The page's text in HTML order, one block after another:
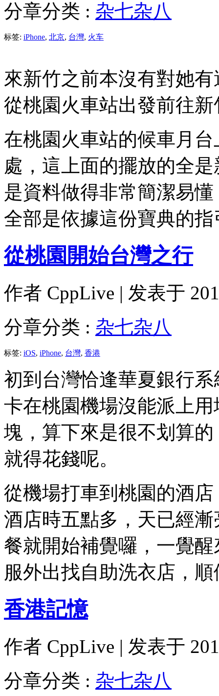
分章分类 : 杂七杂八
标签: iPhone, 北京, 台灣, 火车
來新竹之前本沒有對她
從桃園火車站出發前往
在桃園火車站的候車月
處，這上面的擺放的全
是資料做得非常簡潔易
全部是依據這份寶典的
從桃園開始台灣之行
作者 CppLive | 发表于
分章分类 : 杂七杂八
标签: iOS, iPhone, 台灣, 香港
初到台灣恰逢華夏銀行
卡在桃園機場沒能派上
塊，算下來是很不划算
就得花錢呢。
從機場打車到桃園的酒
酒店時五點多，天已經
餐就開始補覺囉，一覺
服外出找自助洗衣店，
香港記憶
作者 CppLive | 发表于
分章分类 : 杂七杂八